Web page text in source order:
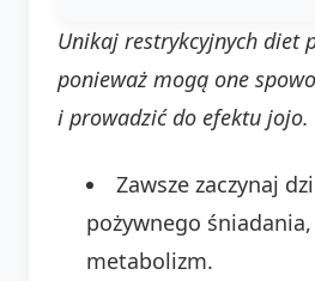
Unikaj restrykcyjnych diet
ponieważ mogą one
i prowadzić do efektu jojo.
Zawsze zaczynaj
pożywnego
metabolizm.